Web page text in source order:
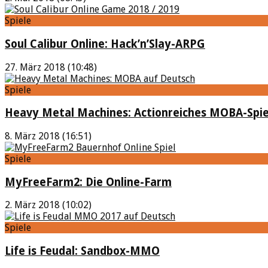
Spiele
Soul Calibur Online: Hack’n’Slay-ARPG
27. März 2018 (10:48)
Spiele
Heavy Metal Machines: Actionreiches MOBA-
8. März 2018 (16:51)
Spiele
MyFreeFarm2: Die Online-Farm
2. März 2018 (10:02)
Spiele
Life is Feudal: Sandbox-MMO